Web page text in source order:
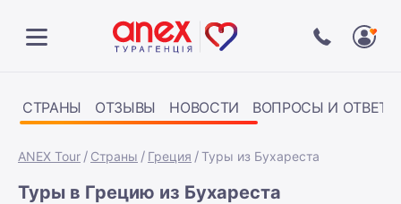
СТРАНЫ ОТЗЫВЫ НОВОСТИ ВОПРОСЫ И ОТВЕТЫ
ANEX Tour Страны Греция Туры из Бухареста
Туры в Грецию из Бухареста